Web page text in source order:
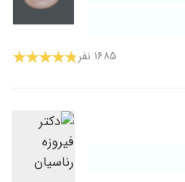
۱۶۸۵ نفر